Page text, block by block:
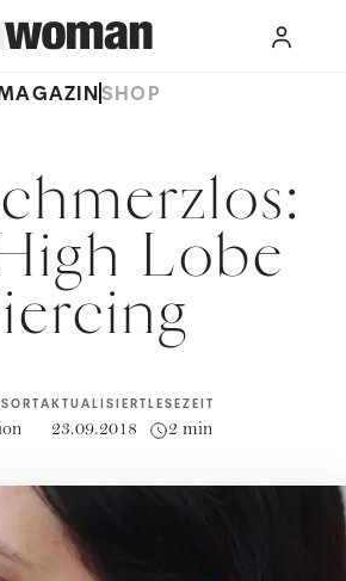
SHOP
Lobe
AKTUALISIERT
23.09.2018
LESEZEIT
2 min